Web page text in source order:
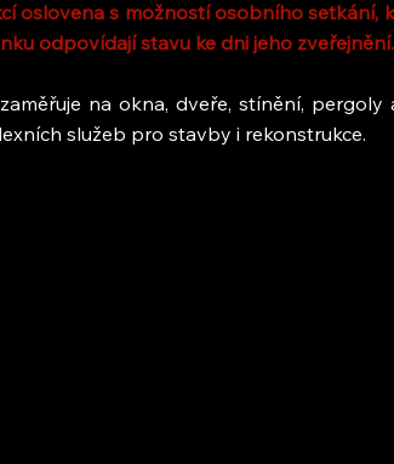
oslovena s možností osobního setkání,
odpovídají stavu ke dni jeho zveřejnění.
na okna, dveře, stínění,
služeb pro stavby i rekonstrukce.